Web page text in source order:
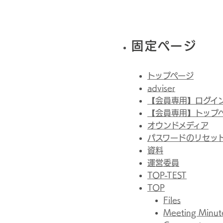
固定ページ
トップページ
adviser
【会員専用】ログイ
【会員専用】トップ
オウンドメディア
パスワードのリセッ
資料
運営委員
TOP-TEST
TOP
Files
Meeting